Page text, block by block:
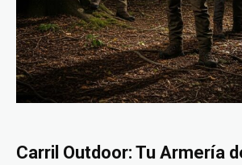
Carril Outdoor: Tu Armería